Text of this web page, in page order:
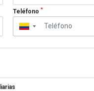
Teléfono *
▼